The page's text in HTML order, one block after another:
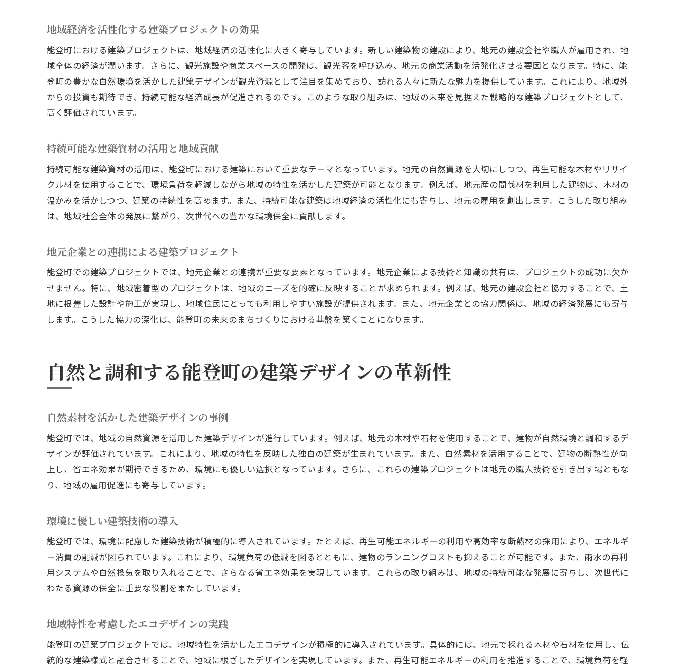
能登町で実現する観光インフラと建築の新しい融合
観光客を魅了する建築デザインの探求
観光目的地としての建築の役割
地元観光資源を活かした建築インフラ
住民の生活を豊かにする空間デザイン
地域住民が集えるコミュニティスペースの創出
住環境を改善するための建築技術の適用
住民の健康を考慮した建築設計
能登町での建築が促進する持続可能な地域発展の展望
持続可能な発展を支えるエコ建築の役割
地域資源の循環利用と建築プロジェクト
環境保護を考慮した持続可能な建築手法
能登町の自然と建築の共存を目指すプロジェクト
地域の景観を守るための建築デザイン
地域経済を活性化する建築プロジェクトの効果
能登町における建築プロジェクトは、地域経済の活性化に大きく寄与しています。新しい建築物の建設により、地元の建設会社や職人が雇用され、地
域全体の経済が潤います。さらに、観光施設や商業スペースの開発は、観光客を呼び込み、地元の商業活動を活発化させる要因となります。特に、能
登町の豊かな自然環境を活かした建築デザインが観光資源として注目を集めており、訪れる人々に新たな魅力を提供しています。これにより、地域外
からの投資も期待でき、持続可能な経済成長が促進されるのです。このような取り組みは、地域の未来を見据えた戦略的な建築プロジェクトとして、
高く評価されています。
持続可能な建築資材の活用と地域貢献
持続可能な建築資材の活用は、能登町における建築において重要なテーマとなっています。地元の自然資源を大切にしつつ、再生可能な木材やリサイ
クル材を使用することで、環境負荷を軽減しながら地域の特性を活かした建築が可能となります。例えば、地元産の間伐材を利用した建物は、木材の
温かみを活かしつつ、建築の持続性を高めます。また、持続可能な建築は地域経済の活性化にも寄与し、地元の雇用を創出します。こうした取り組み
は、地域社会全体の発展に繋がり、次世代への豊かな環境保全に貢献します。
地元企業との連携による建築プロジェクト
能登町での建築プロジェクトでは、地元企業との連携が重要な要素となっています。地元企業による技術と知識の共有は、プロジェクトの成功に欠か
せません。特に、地域密着型のプロジェクトは、地域のニーズを的確に反映することが求められます。例えば、地元の建設会社と協力することで、土
地に根差した設計や施工が実現し、地域住民にとっても利用しやすい施設が提供されます。また、地元企業との協力関係は、地域の経済発展にも寄与
します。こうした協力の深化は、能登町の未来のまちづくりにおける基盤を築くことになります。
自然と調和する能登町の建築デザインの革新性
自然素材を活かした建築デザインの事例
能登町では、地域の自然資源を活用した建築デザインが進行しています。例えば、地元の木材や石材を使用することで、建物が自然環境と調和するデ
ザインが評価されています。これにより、地域の特性を反映した独自の建築が生まれています。また、自然素材を活用することで、建物の断熱性が向
上し、省エネ効果が期待できるため、環境にも優しい選択となっています。さらに、これらの建築プロジェクトは地元の職人技術を引き出す場ともな
り、地域の雇用促進にも寄与しています。
環境に優しい建築技術の導入
能登町では、環境に配慮した建築技術が積極的に導入されています。たとえば、再生可能エネルギーの利用や高効率な断熱材の採用により、エネルギ
ー消費の削減が図られています。これにより、環境負荷の低減を図るとともに、建物のランニングコストも抑えることが可能です。また、雨水の再利
用システムや自然換気を取り入れることで、さらなる省エネ効果を実現しています。これらの取り組みは、地域の持続可能な発展に寄与し、次世代に
わたる資源の保全に重要な役割を果たしています。
地域特性を考慮したエコデザインの実践
能登町の建築プロジェクトでは、地域特性を活かしたエコデザインが積極的に導入されています。具体的には、地元で採れる木材や石材を使用し、伝
統的な建築様式と融合させることで、地域に根ざしたデザインを実現しています。また、再生可能エネルギーの利用を推進することで、環境負荷を軽